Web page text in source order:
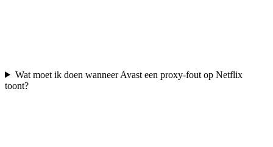
Wat moet ik doen wanneer Avast een proxy-fout op Netflix
toont?